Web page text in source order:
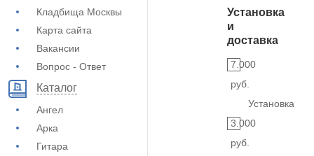
Кладбища Москвы
Карта сайта
Вакансии
Вопрос - Ответ
Каталог
Ангел
Арка
Гитара
Установка
и
доставка
7.000
руб.
Установка
3.000
руб.